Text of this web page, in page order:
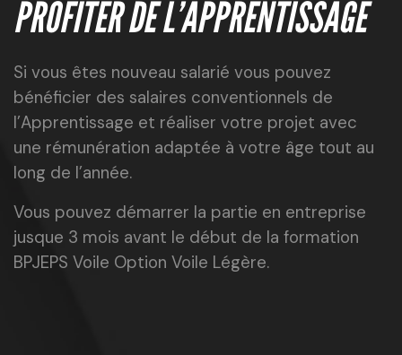
PROFITER DE L’APPRENTISSAGE
Si vous êtes nouveau salarié vous pouvez
bénéficier des salaires conventionnels de
l’Apprentissage et réaliser votre projet avec
une rémunération adaptée à votre âge tout au
long de l’année.
Vous pouvez démarrer la partie en entreprise
jusque 3 mois avant le début de la formation
BPJEPS Voile Option Voile Légère.